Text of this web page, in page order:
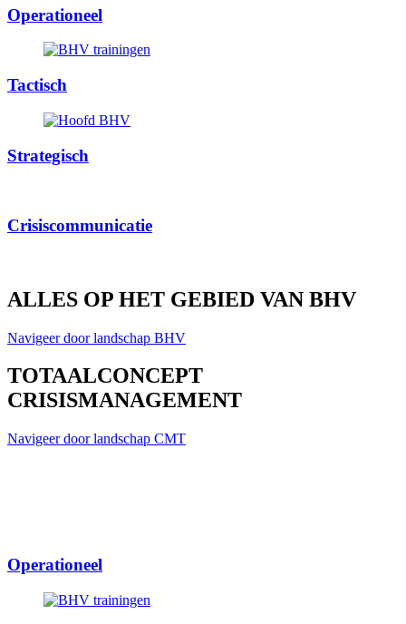
Operationeel
Tactisch
Strategisch
Crisiscommunicatie
ALLES OP HET GEBIED VAN BHV
Navigeer door landschap BHV
TOTAALCONCEPT
CRISISMANAGEMENT
Navigeer door landschap CMT
Operationeel